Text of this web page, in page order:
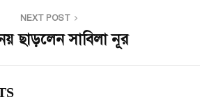
NEXT POST
ছাড়লেন সাবিলা নূর